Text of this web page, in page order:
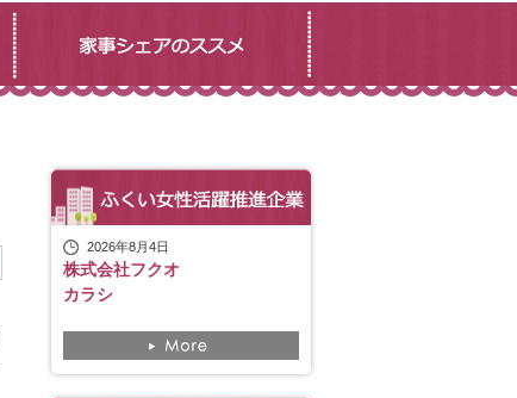
2026年8月4日
株式会社フクオ
カラシ